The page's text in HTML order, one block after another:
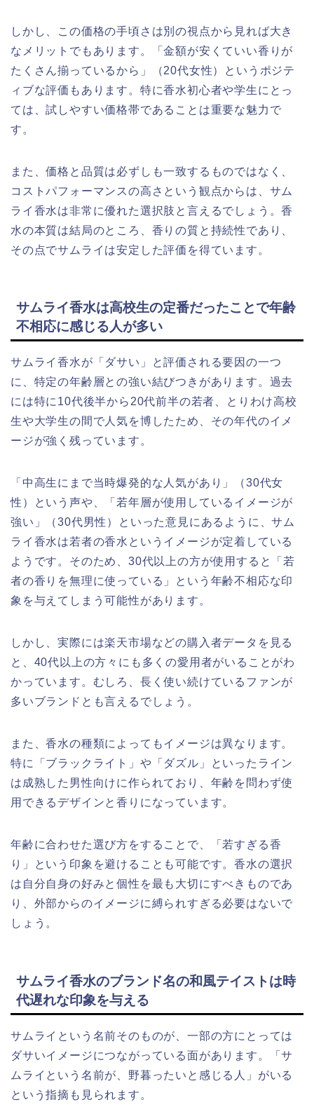
しかし、この価格の手頃さは別の視点から見れば大き
なメリットでもあります。「金額が安くていい香りが
たくさん揃っているから」（20代女性）というポジテ
ィブな評価もあります。特に香水初心者や学生にとっ
ては、試しやすい価格帯であることは重要な魅力で
す。
また、価格と品質は必ずしも一致するものではなく、
コストパフォーマンスの高さという観点からは、サム
ライ香水は非常に優れた選択肢と言えるでしょう。香
水の本質は結局のところ、香りの質と持続性であり、
その点でサムライは安定した評価を得ています。
サムライ香水は高校生の定番だったことで年齢
不相応に感じる人が多い
サムライ香水が「ダサい」と評価される要因の一つ
に、特定の年齢層との強い結びつきがあります。過去
には特に10代後半から20代前半の若者、とりわけ高校
生や大学生の間で人気を博したため、その年代のイメ
ージが強く残っています。
「中高生にまで当時爆発的な人気があり」（30代女
性）という声や、「若年層が使用しているイメージが
強い」（30代男性）といった意見にあるように、サム
ライ香水は若者の香水というイメージが定着している
ようです。そのため、30代以上の方が使用すると「若
者の香りを無理に使っている」という年齢不相応な印
象を与えてしまう可能性があります。
しかし、実際には楽天市場などの購入者データを見る
と、40代以上の方々にも多くの愛用者がいることがわ
かっています。むしろ、長く使い続けているファンが
多いブランドとも言えるでしょう。
また、香水の種類によってもイメージは異なります。
特に「ブラックライト」や「ダズル」といったライン
は成熟した男性向けに作られており、年齢を問わず使
用できるデザインと香りになっています。
年齢に合わせた選び方をすることで、「若すぎる香
り」という印象を避けることも可能です。香水の選択
は自分自身の好みと個性を最も大切にすべきものであ
り、外部からのイメージに縛られすぎる必要はないで
しょう。
サムライ香水のブランド名の和風テイストは時
代遅れな印象を与える
サムライという名前そのものが、一部の方にとっては
ダサいイメージにつながっている面があります。「サ
ムライという名前が、野暮ったいと感じる人」がいる
という指摘も見られます。